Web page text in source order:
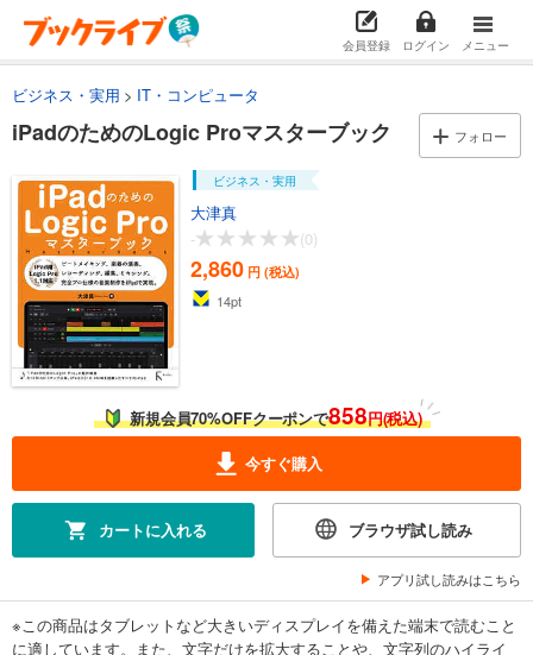
会員登録 ログイン メニュー
ビジネス・実用 IT・コンピュータ
iPadのためのLogic Proマスターブック フォロー
ビジネス・実用
大津真
-
(0)
2,860 円 (税込)
14pt
新規会員70%OFFクーポンで858円(税込)
今すぐ購入
カートに入れる ブラウザ試し読み
アプリ試し読みはこちら
※この商品はタブレットなど大きいディスプレイを備えた端末で読むこと
に適しています。また、文字だけを拡大することや、文字列のハイライ